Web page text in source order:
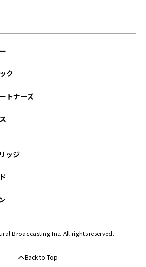
ク
トナーズ
ッジ
Broadcasting Inc. All rights reserved.
Back to Top